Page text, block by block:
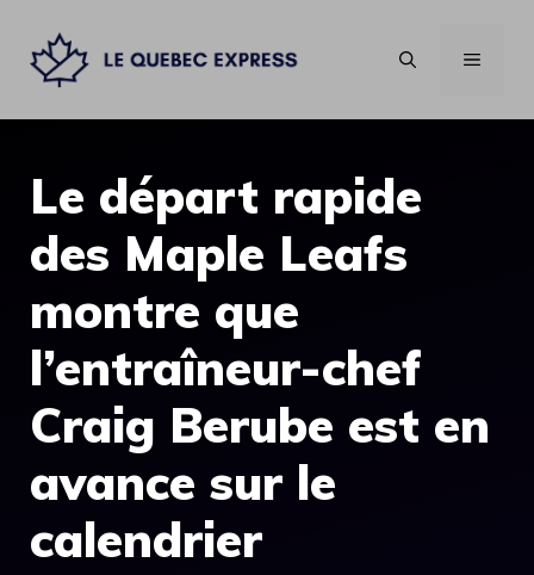
contenu
MENU
Le départ rapide
des Maple Leafs
montre que
l’entraîneur-chef
Craig Berube est en
avance sur le
calendrier